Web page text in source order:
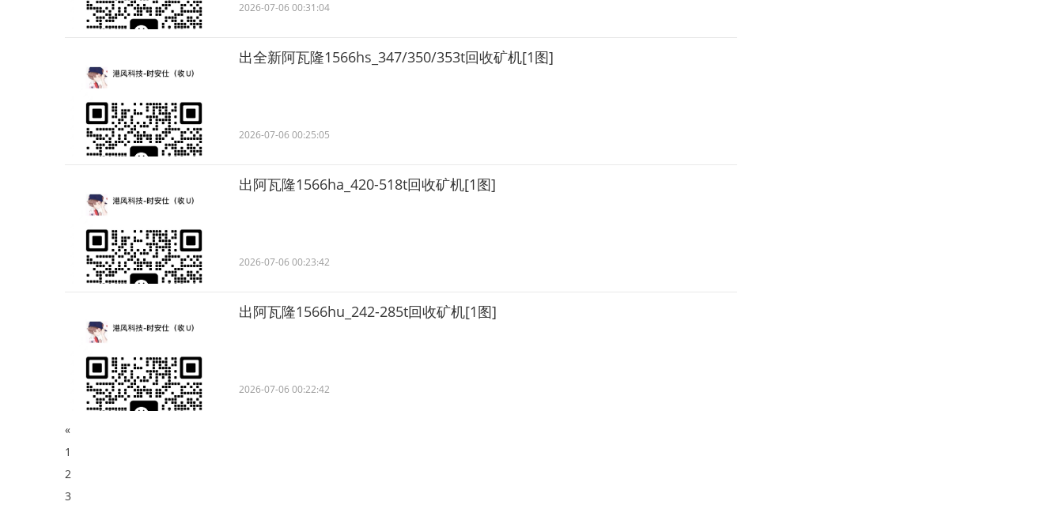
2026-07-06 00:31:04
出全新阿瓦隆1566hs_347/350/353t回收矿机[1图]
2026-07-06 00:25:05
出阿瓦隆1566ha_420-518t回收矿机[1图]
2026-07-06 00:23:42
出阿瓦隆1566hu_242-285t回收矿机[1图]
2026-07-06 00:22:42
«
1
2
3